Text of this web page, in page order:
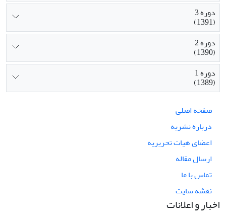
دوره 3
(1391)
دوره 2
(1390)
دوره 1
(1389)
صفحه اصلی
درباره نشریه
اعضای هیات تحریریه
ارسال مقاله
تماس با ما
نقشه سایت
اخبار و اعلانات